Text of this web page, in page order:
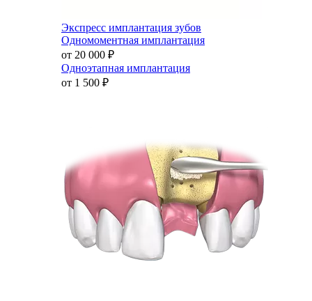
Экспресс имплантация зубов
Одномоментная имплантация
от 20 000 ₽
Одноэтапная имплантация
от 1 500 ₽